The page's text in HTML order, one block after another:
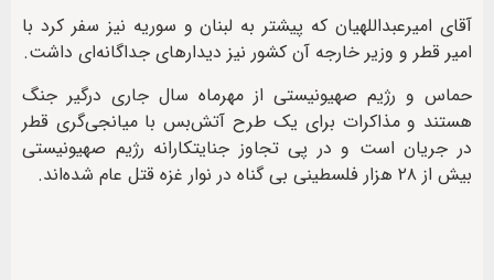
آقای امیرعبداللهیان که پیشتر به لبنان و سوریه نیز سفر کرد با
امیر قطر و وزیر خارجه آن کشور نیز دیدارهای جداگانه‌ای داشت.
حماس و رژیم صهیونیستی از مهرماه سال جاری درگیر جنگ
هستند و مذاکرات برای یک طرح آتش‌بس با میانجی‌گری قطر
در جریان است و در پی تجاوز جنایتکارانه رژیم صهیونیستی
بیش از ۲۸ هزار فلسطینی بی گناه در نوار غزه قتل عام شده‌اند.